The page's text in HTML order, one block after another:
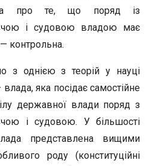
про те, що поряд із
і судовою владою має
контрольна.
з однією з теорій у науці
яка посідає самостійне
державної влади поряд з
і судовою. У більшості
представлена вищими
роду (конституційні